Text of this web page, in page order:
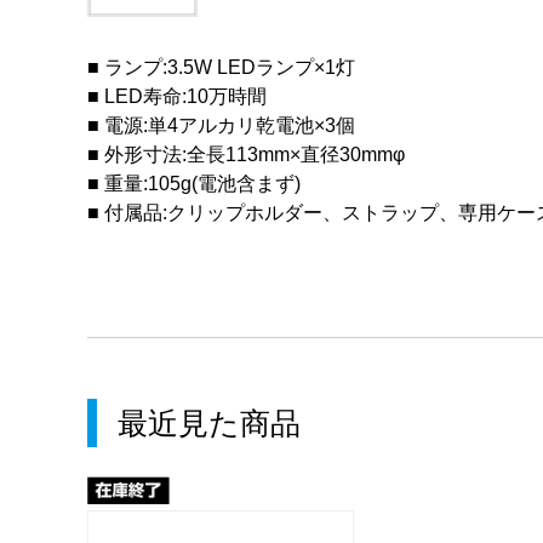
■ ランプ:3.5W LEDランプ×1灯
■ LED寿命:10万時間
■ 電源:単4アルカリ乾電池×3個
■ 外形寸法:全長113mm×直径30mmφ
■ 重量:105g(電池含まず)
■ 付属品:クリップホルダー、ストラップ、専用ケー
最近見た商品